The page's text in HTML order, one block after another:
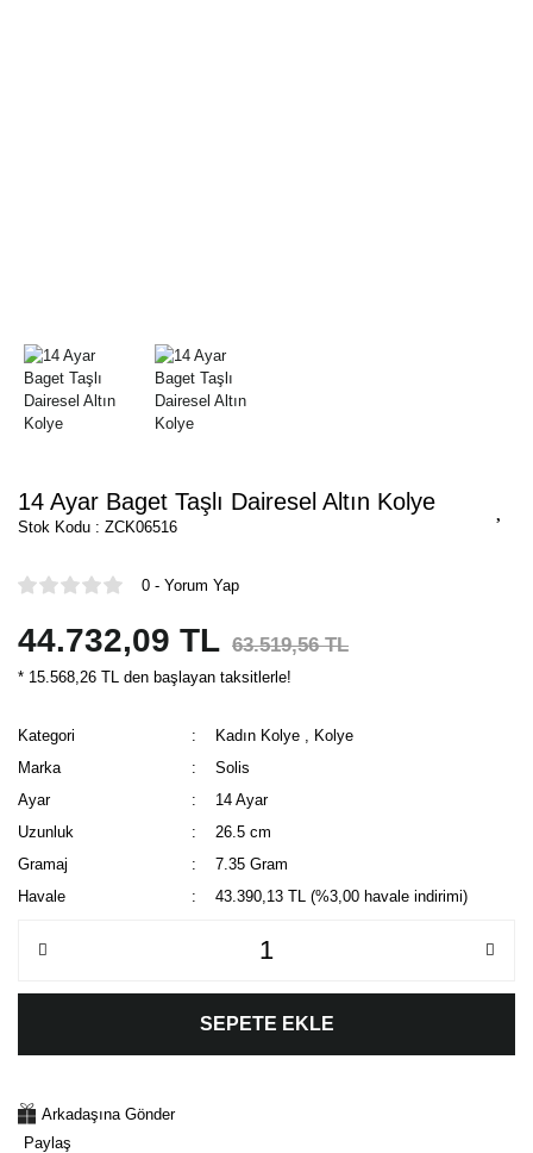
14 Ayar Baget Taşlı Dairesel Altın Kolye
Stok Kodu : ZCK06516
0 - Yorum Yap
44.732,09 TL 63.519,56 TL
* 15.568,26 TL den başlayan taksitlerle!
Kategori Kadın Kolye
Kolye
Marka
Solis
Ayar
14 Ayar
Uzunluk
26.5 cm
Gramaj
7.35 Gram
Havale
43.390,13 TL (%3,00 havale indirimi)
SEPETE EKLE
Arkadaşına Gönder
Paylaş